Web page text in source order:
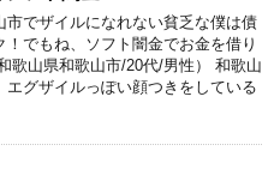
市でザイルになれない貧乏な僕は債
！でもね、ソフト闇金でお金を借り
歌山県和歌山市/20代/男性） 和歌山
エグザイルっぽい顔つきをしている